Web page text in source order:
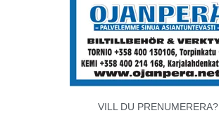
VILL DU PRENUMERERA?